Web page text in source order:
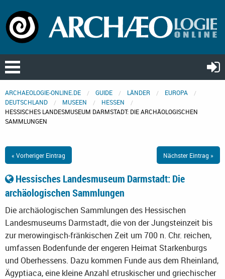
ARCHAEOLOGIE-ONLINE.DE GUIDE LÄNDER
EUROPA
DEUTSCHLAND
MUSEEN
HESSEN
HESSISCHES LANDESMUSEUM DARMSTADT: DIE ARCHÄOLOGISCHEN
SAMMLUNGEN
« Vorheriger Eintrag Nächster Eintrag »
Hessisches Landesmuseum Darmstadt: Die
archäologischen Sammlungen
Die archäologischen Sammlungen des Hessischen
Landesmuseums Darmstadt, die von der Jungsteinzeit bis
zur merowingisch-fränkischen Zeit um 700 n. Chr. reichen,
umfassen Bodenfunde der engeren Heimat Starkenburgs
und Oberhessens. Dazu kommen Funde aus dem Rheinland,
Ägyptiaca, eine kleine Anzahl etruskischer und griechischer